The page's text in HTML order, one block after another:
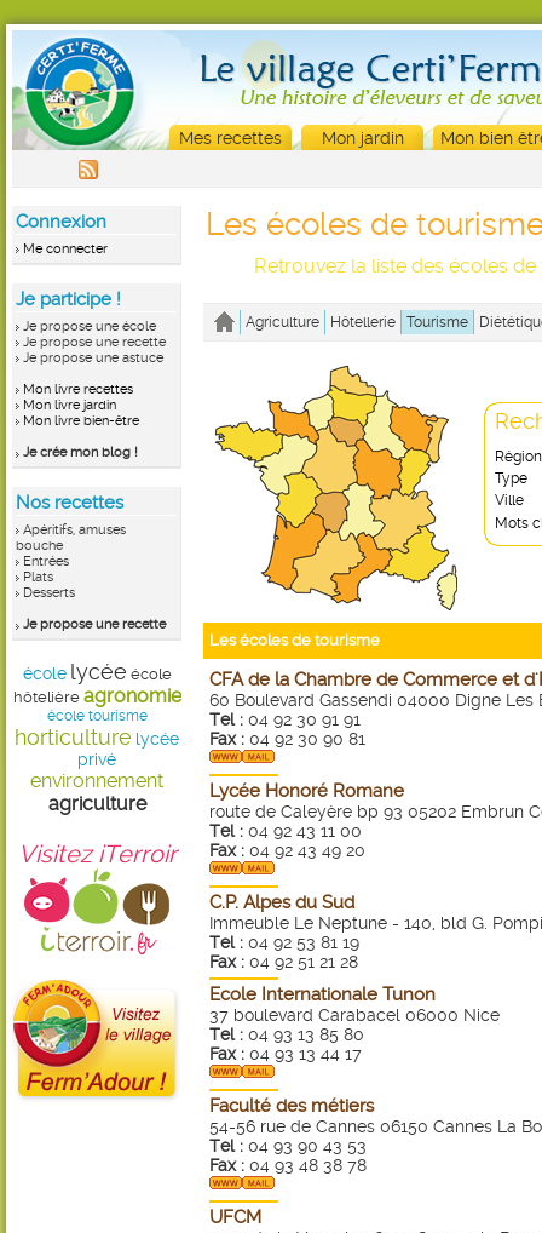
Mes recettes Mon jardin Mon bien
Connexion
Me connecter
Je participe !
Je propose une école
Je propose une recette
Je propose une astuce
Mon livre recettes
Mon livre jardin
Mon livre bien-être
Je crée mon blog !
Nos recettes
Apéritifs, amuses
bouche
Entrées
Plats
Desserts
Je propose une recette
école lycée école
hôtelière agronomie
école tourisme
horticulture lycée
privé
environnement
agriculture
Visitez iTerroir
Les écoles de
Retrouvez la liste des écoles
Agriculture Hôtellerie Tourisme
Région
Type
Ville
Mots
Les écoles de tourisme
CFA de la Chambre de Commerce et
60 Boulevard Gassendi 04000 Digne Les
Tel : 04 92 30 91 91
Fax : 04 92 30 90 81
Lycée Honoré Romane
route de Caleyère bp 93 05202 Embrun
Tel : 04 92 43 11 00
Fax : 04 92 43 49 20
C.P. Alpes du Sud
Immeuble Le Neptune - 140, bld G.
Tel : 04 92 53 81 19
Fax : 04 92 51 21 28
Ecole Internationale Tunon
37 boulevard Carabacel 06000 Nice
Tel : 04 93 13 85 80
Fax : 04 93 13 44 17
Faculté des métiers
54-56 rue de Cannes 06150 Cannes La
Tel : 04 93 90 43 53
Fax : 04 93 48 38 78
UFCM